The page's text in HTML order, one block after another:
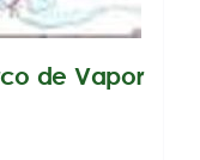
de Vapor